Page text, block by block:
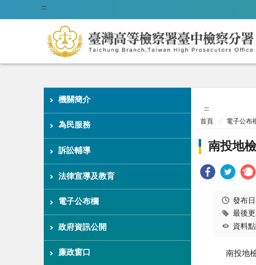
:::
機關簡介
為民服務
訴訟輔導
法律宣導及教育
電子公布欄
政府資訊公開
廉政窗口
:::
首頁 電子公布
南投地
發布日
最後
資料
南投地檢